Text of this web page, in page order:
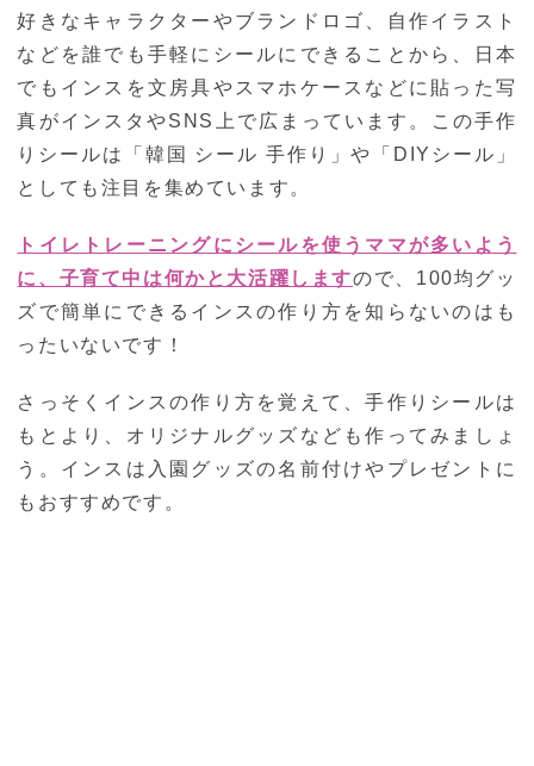
好きなキャラクターやブランドロゴ、自作イラスト
などを誰でも手軽にシールにできることから、日本
でもインスを文房具やスマホケースなどに貼った写
真がインスタやSNS上で広まっています。この手作
りシールは「韓国 シール 手作り」や「DIYシール」
としても注目を集めています。
トイレトレーニングにシールを使うママが多いよう
に、子育て中は何かと大活躍しますので、100均グッ
ズで簡単にできるインスの作り方を知らないのはも
ったいないです！
さっそくインスの作り方を覚えて、手作りシールは
もとより、オリジナルグッズなども作ってみましょ
う。インスは入園グッズの名前付けやプレゼントに
もおすすめです。